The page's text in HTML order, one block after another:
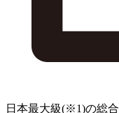
日本最大級(※1)の総